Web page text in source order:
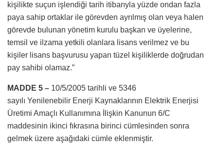
kişilikte suçun işlendiği tarih itibarıyla yüzde ondan fazla
paya sahip ortaklar ile görevden ayrılmış olan veya halen
görevde bulunan yönetim kurulu başkan ve üyelerine,
temsil ve ilzama yetkili olanlara lisans verilmez ve bu
kişiler lisans başvurusu yapan tüzel kişiliklerde doğrudan
pay sahibi olamaz.”
MADDE 5 – 10/5/2005 tarihli ve 5346
sayılı Yenilenebilir Enerji Kaynaklarının Elektrik Enerjisi
Üretimi Amaçlı Kullanımına İlişkin Kanunun 6/C
maddesinin ikinci fıkrasına birinci cümlesinden sonra
gelmek üzere aşağıdaki cümle eklenmiştir.